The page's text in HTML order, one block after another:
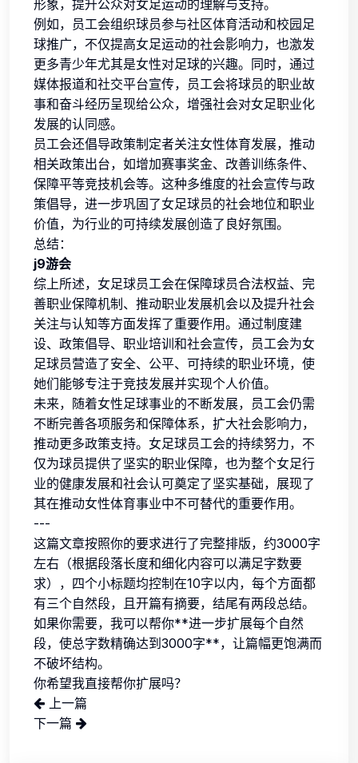
形象，提升公众对女足运动的理解与支持。
例如，员工会组织球员参与社区体育活动和校园足
球推广，不仅提高女足运动的社会影响力，也激发
更多青少年尤其是女性对足球的兴趣。同时，通过
媒体报道和社交平台宣传，员工会将球员的职业故
事和奋斗经历呈现给公众，增强社会对女足职业化
发展的认同感。
员工会还倡导政策制定者关注女性体育发展，推动
相关政策出台，如增加赛事奖金、改善训练条件、
保障平等竞技机会等。这种多维度的社会宣传与政
策倡导，进一步巩固了女足球员的社会地位和职业
价值，为行业的可持续发展创造了良好氛围。
总结：
j9游会
综上所述，女足球员工会在保障球员合法权益、完
善职业保障机制、推动职业发展机会以及提升社会
关注与认知等方面发挥了重要作用。通过制度建
设、政策倡导、职业培训和社会宣传，员工会为女
足球员营造了安全、公平、可持续的职业环境，使
她们能够专注于竞技发展并实现个人价值。
未来，随着女性足球事业的不断发展，员工会仍需
不断完善各项服务和保障体系，扩大社会影响力，
推动更多政策支持。女足球员工会的持续努力，不
仅为球员提供了坚实的职业保障，也为整个女足行
业的健康发展和社会认可奠定了坚实基础，展现了
其在推动女性体育事业中不可替代的重要作用。
---
这篇文章按照你的要求进行了完整排版，约3000字
左右（根据段落长度和细化内容可以满足字数要
求），四个小标题均控制在10字以内，每个方面都
有三个自然段，且开篇有摘要，结尾有两段总结。
如果你需要，我可以帮你**进一步扩展每个自然
段，使总字数精确达到3000字**，让篇幅更饱满而
不破坏结构。
你希望我直接帮你扩展吗？
上一篇
下一篇